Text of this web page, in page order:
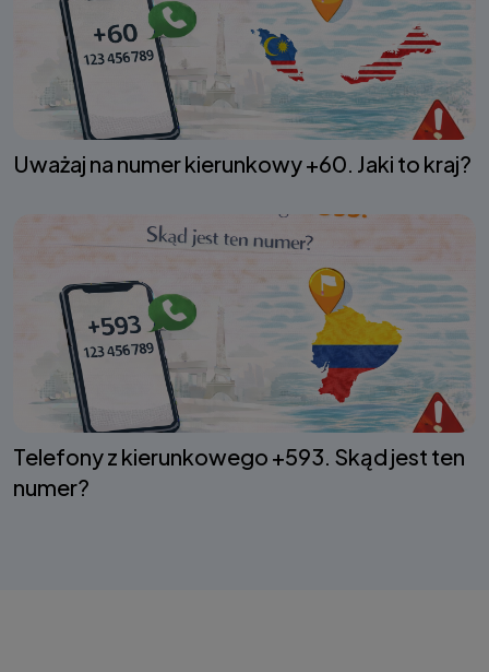
Uważaj na numer kierunkowy +60. Jaki to kraj?
Telefony z kierunkowego +593. Skąd jest ten
numer?